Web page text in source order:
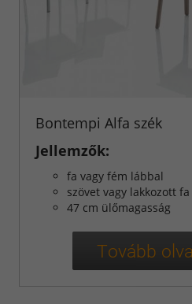
Bontempi Alfa szék
Jellemzők:
fa vagy fém lábbal
szövet vagy lakkozott
47 cm ülőmagasság